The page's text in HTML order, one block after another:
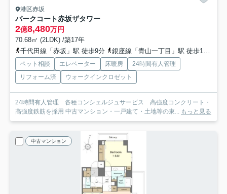
港区赤坂
パークコート赤坂ザタワー
2億8,480万円
70.68㎡ (2LDK) /築17年
千代田線「赤坂」駅 徒歩9分
銀座線「青山一丁目」駅 徒歩10分
ペット相談 エレベーター 床暖房
24時間有人管理
リフォーム済
ウォークインクロゼット
24時間有人管理 各種コンシェルジュサービス 高強度コンクリート・
高強度鉄筋を採用 中古マンション・一戸建て・土地等の東... もっと見る
中古マンション